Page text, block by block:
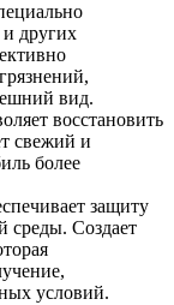
и других
вид.
восстановить
свежий и
более
защиту
среды. Создает
условий.